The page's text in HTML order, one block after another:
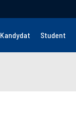
Kandydat Student